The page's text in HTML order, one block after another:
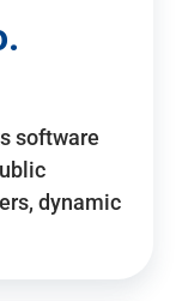
software
dynamic